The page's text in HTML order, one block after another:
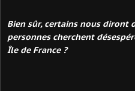
Bien sûr, certains nous diront
personnes cherchent
Île de France ?